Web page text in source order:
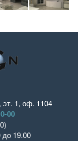
, эт. 1, оф. 1104
00
19.00